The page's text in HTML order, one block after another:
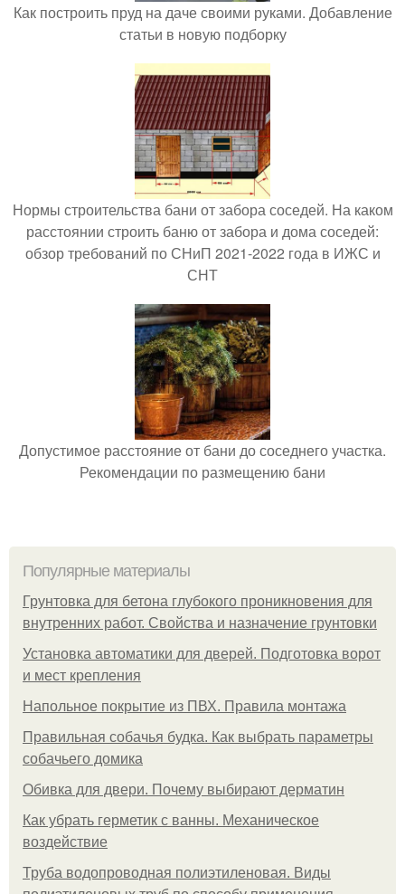
Как построить пруд на даче своими руками. Добавление
статьи в новую подборку
Нормы строительства бани от забора соседей. На каком
расстоянии строить баню от забора и дома соседей:
обзор требований по СНиП 2021-2022 года в ИЖС и
СНТ
Допустимое расстояние от бани до соседнего участка.
Рекомендации по размещению бани
Популярные материалы
Грунтовка для бетона глубокого проникновения для
внутренних работ. Свойства и назначение грунтовки
Установка автоматики для дверей. Подготовка ворот
и мест крепления
Напольное покрытие из ПВХ. Правила монтажа
Правильная собачья будка. Как выбрать параметры
собачьего домика
Обивка для двери. Почему выбирают дерматин
Как убрать герметик с ванны. Механическое
воздействие
Труба водопроводная полиэтиленовая. Виды